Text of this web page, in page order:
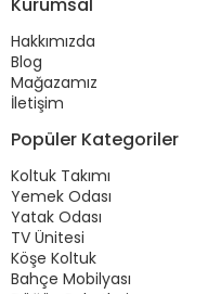
Hakkımızda
Blog
Mağazamız
İletişim
Popüler Kategoriler
Koltuk Takımı
Yemek Odası
Yatak Odası
TV Ünitesi
Köşe Koltuk
Bahçe Mobilyası